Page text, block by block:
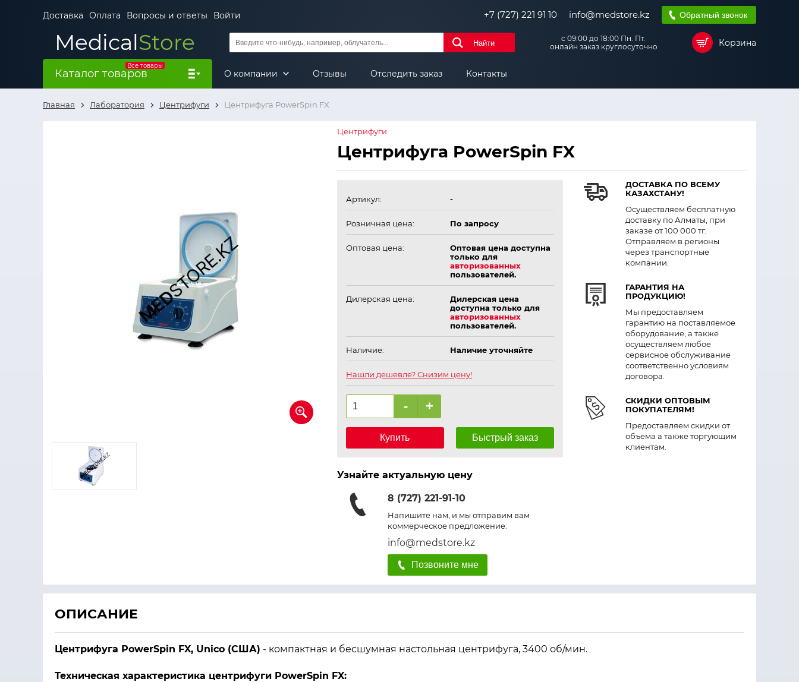
Доставка Оплата Вопросы и ответы Войти +7 (727) 221 91 10 info@medstore.kz Обратный звонок
MedicalStore Найти
с 09:00 до 18:00 Пн. Пт.
онлайн заказ круглосуточно
Корзина
Все товары
Каталог товаров О компании Отзывы Отследить заказ Контакты
Главная Лаборатория Центрифуги Центрифуга PowerSpin FX
Центрифуги
Центрифуга PowerSpin FX
Артикул: -
Розничная цена: По запросу
Оптовая цена:
Оптовая цена доступна
только для
авторизованных
пользователей.
Дилерская цена:
Дилерская цена
доступна только для
авторизованных
пользователей.
Наличие: Наличие уточняйте
Нашли дешевле? Снизим цену!
- +
Купить Быстрый заказ
Узнайте актуальную цену
8 (727) 221-91-10
Напишите нам, и мы отправим вам
коммерческое предложение:
info@medstore.kz
Позвоните мне
ДОСТАВКА ПО ВСЕМУ
КАЗАХСТАНУ!
Осуществляем бесплатную
доставку по Алматы, при
заказе от 100 000 тг.
Отправляем в регионы
через транспортные
компании.
ГАРАНТИЯ НА
ПРОДУКЦИЮ!
Мы предоставляем
гарантию на поставляемое
оборудование, а также
осуществляем любое
сервисное обслуживание
соответственно условиям
договора.
СКИДКИ ОПТОВЫМ
ПОКУПАТЕЛЯМ!
Предоставляем скидки от
объема а также торгующим
клиентам.
ОПИСАНИЕ
Центрифуга PowerSpin FX, Unico (США) - компактная и бесшумная настольная центрифуга, 3400 об/мин.
Техническая характеристика центрифуги PowerSpin FX: